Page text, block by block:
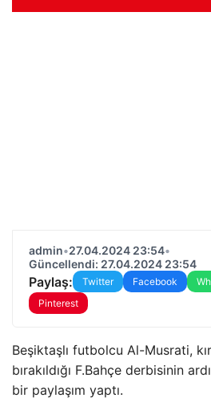
admin•27.04.2024 23:54•
Güncellendi: 27.04.2024 23:54
Paylaş: Twitter Facebook
Pinterest
Beşiktaşlı futbolcu Al-Musrati,
bırakıldığı F.Bahçe derbisinin
bir paylaşım yaptı.